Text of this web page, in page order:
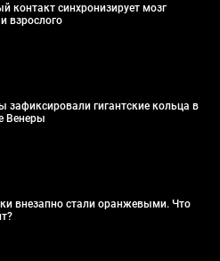
контакт синхронизирует мозг
взрослого
зафиксировали гигантские кольца в
Венеры
внезапно стали оранжевыми. Что